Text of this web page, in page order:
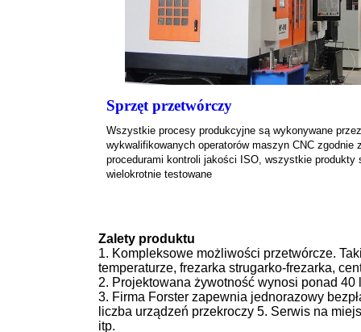
Sprzęt przetwórczy
Wszystkie procesy produkcyjne są wykonywane przez
wykwalifikowanych operatorów maszyn CNC zgodnie z
procedurami kontroli jakości ISO, wszystkie produkty
wielokrotnie testowane
Zalety produktu
1. Kompleksowe możliwości przetwórcze.
temperaturze, frezarka strugarko-frezarka,
2. Projektowana żywotność wynosi ponad 40
3. Firma Forster zapewnia jednorazowy
liczba urządzeń przekroczy 5. Serwis na
itp.